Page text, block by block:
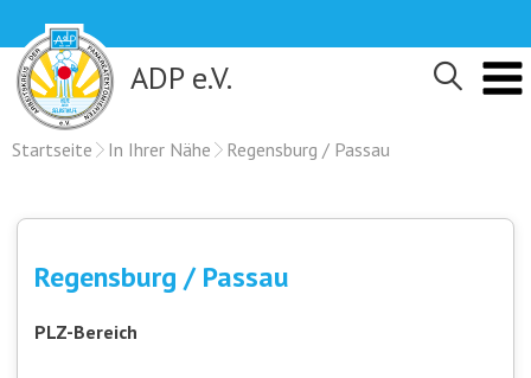
content
ADP e.V.
Startseite In Ihrer Nähe Regensburg / Passau
Regensburg / Passau
PLZ-Bereich